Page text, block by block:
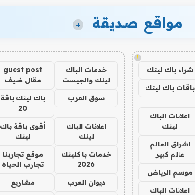
مواقع صديقة +
!
شراء باك لينك
باقات باك لينك
اعلانات الباك
لينك
اشراق العالم
عالم كبير
موسم الرياض
اعلانات الباك
خدمات الباك
لينك والجيست
guest post
مقال ضيف
سوق العرب
باك لينك باقة
20
اعلانات الباك
لينك
أقوى باقة باك
لينك
خدمات با كلينك
2026
موقع تجاربنا
تجارب الحياه
ديوان العرب مشاريع